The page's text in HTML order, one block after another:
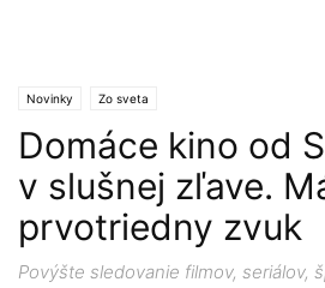
Novinky Zo sveta
Domáce kino od
v slušnej zľave.
prvotriedny zvuk
Povýšte sledovanie filmov, seriálov,